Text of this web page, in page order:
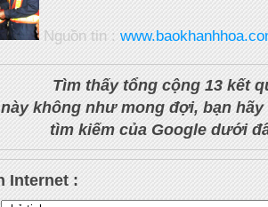
Nguồn tin :
Tìm thấy tổng cộng 13 kết
không như mong đợi, bạn
tìm kiếm của Google dưới
Internet :